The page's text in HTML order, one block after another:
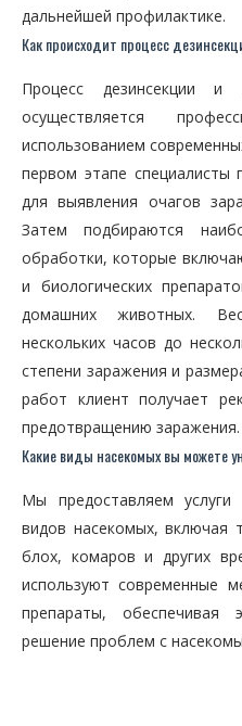
дальнейшей профилактике.
Как происходит процесс
Процесс дезинсекции и
осуществляется
использованием
первом этапе
для выявления очагов
Затем подбираются
обработки, которые
и биологических
домашних животных.
нескольких часов до
степени заражения и
работ клиент получает
предотвращению заражения.
Какие виды насекомых вы можете
Мы предоставляем
видов насекомых, включая
блох, комаров и других
используют современные
препараты, обеспечивая
решение проблем с